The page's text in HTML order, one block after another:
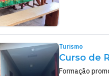
Turismo
Curso de
Formação